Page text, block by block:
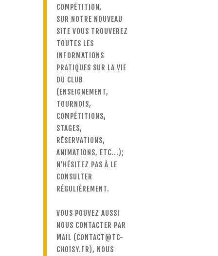
COMPÉTITION.
SUR NOTRE NOUVEAU
SITE VOUS TROUVEREZ
TOUTES LES
INFORMATIONS
PRATIQUES SUR LA VIE
DU CLUB
(ENSEIGNEMENT,
TOURNOIS,
COMPÉTITIONS,
STAGES,
RÉSERVATIONS,
ANIMATIONS, ETC...);
N'HÉSITEZ PAS À LE
CONSULTER
RÉGULIÈREMENT.
VOUS POUVEZ AUSSI
NOUS CONTACTER PAR
MAIL (CONTACT@TC-
CHOISY.FR), NOUS